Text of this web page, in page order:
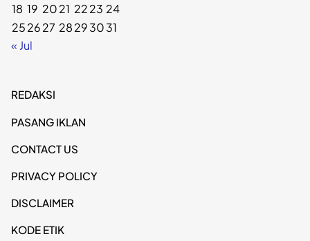
18 19 2021 2223 24
252627 28293031
« Jul
REDAKSI
PASANG IKLAN
CONTACT US
PRIVACY POLICY
DISCLAIMER
KODE ETIK